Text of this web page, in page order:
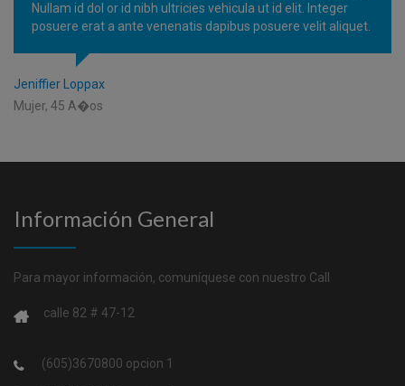
Nullam id dol or id nibh ultricies vehicula ut id elit. Integer
posuere erat a ante venenatis dapibus posuere velit aliquet.
Jeniffier Loppax
Mujer, 45 A�os
Información General
Para mayor información, comuníquese con nuestro Call
calle 82 # 47-12
(605)3670800 opcion 1